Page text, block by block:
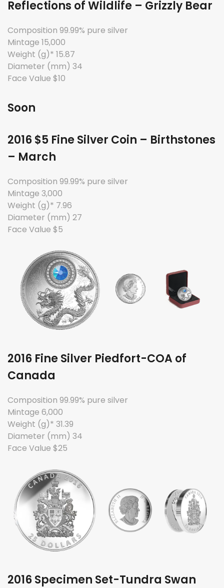
Reflections of Wildlife – Grizzly Bear
Composition 99.99% pure silver
Mintage 15,000
Weight (g)* 15.87
Diameter (mm) 34
Face Value $10
Soon
2016 $5 Fine Silver Coin – Birthstones
– March
Composition 99.99% pure silver
Mintage 3,000
Weight (g)* 7.96
Diameter (mm) 27
Face Value $5
2016 Fine Silver Piedfort-COA of
Canada
Composition 99.99% pure silver
Mintage 6,000
Weight (g)* 31.39
Diameter (mm) 34
Face Value $25
2016 Specimen Set-Tundra Swan